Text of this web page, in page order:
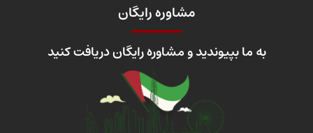
مشاوره رایگان
به ما بپیوندید و مشاوره رایگان دریافت کنید